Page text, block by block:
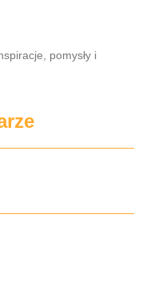
pomysły i